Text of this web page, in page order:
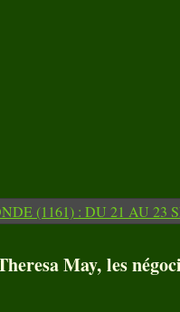
May, les